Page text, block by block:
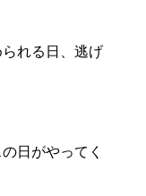
れる日、逃げ
日がやってく